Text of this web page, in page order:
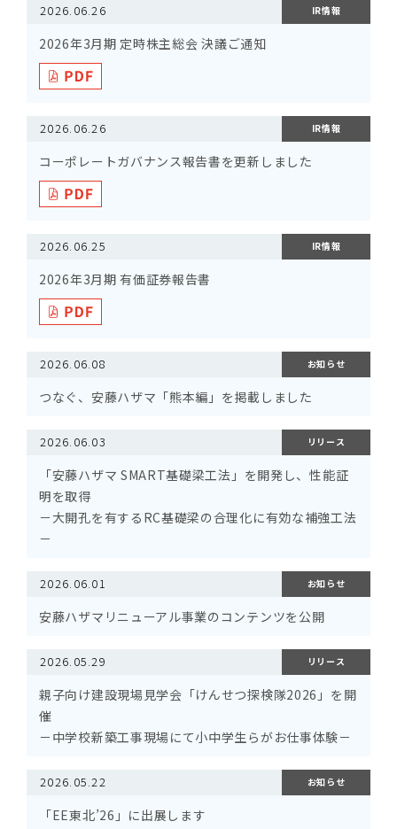
2026.06.26 IR情報
2026年3月期 定時株主総会 決議ご通知
2026.06.26 IR情報
コーポレートガバナンス報告書を更新しました
2026.06.25 IR情報
2026年3月期 有価証券報告書
2026.06.08 お知らせ
つなぐ、安藤ハザマ「熊本編」を掲載しました
2026.06.03 リリース
「安藤ハザマ SMART基礎梁工法」を開発し、性能証
明を取得
－大開孔を有するRC基礎梁の合理化に有効な補強工法
－
2026.06.01 お知らせ
安藤ハザマリニューアル事業のコンテンツを公開
2026.05.29 リリース
親子向け建設現場見学会「けんせつ探検隊2026」を開
催
－中学校新築工事現場にて小中学生らがお仕事体験－
2026.05.22 お知らせ
「EE東北’26」に出展します